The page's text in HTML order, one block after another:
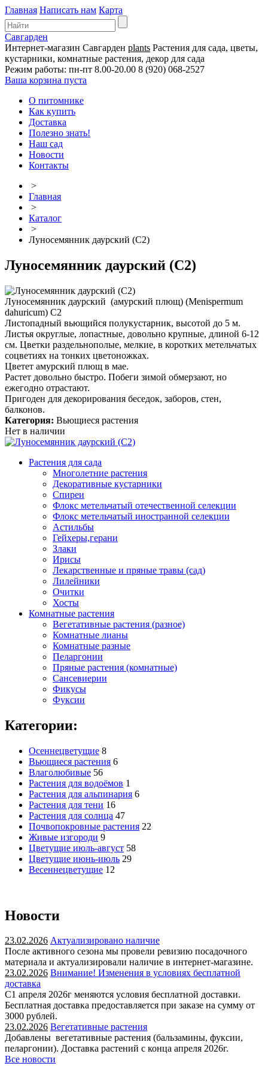
Главная Написать нам Карта
Савгарден
Интернет-магазин Савгарден plants Растения для сада, цветы,
кустарники, комнатные растения, декор для сада
Режим работы: пн-пт 8.00-20.00 8 (920) 068-2527
Ваша корзина пуста
О питомнике
Как купить
Доставка
Полезно знать!
Наш сад
Новости
Контакты
>
Главная
>
Каталог
>
Луносемянник даурский (С2)
Луносемянник даурский (С2)
Луносемянник даурский (амурский плющ) (Menispermum
dahuricum) С2
Листопадный вьющийся полукустарник, высотой до 5 м.
Листья округлые, лопастные, довольно крупные, длиной 6-12
см. Цветки раздельнополые, мелкие, в коротких метельчатых
соцветиях на тонких цветоножках.
Цветет амурский плющ в мае.
Растет довольно быстро. Побеги зимой обмерзают, но
ежегодно отрастают.
Пригоден для декорирования беседок, заборов, стен,
балконов.
Категория: Вьющиеся растения
Нет в наличии
Растения для сада
Многолетние растения
Декоративные кустарники
Спиреи
Флокс метельчатый отечественной селекции
Флокс метельчатый иностранной селекции
Астильбы
Гейхеры,герани
Злаки
Ирисы
Лекарственные и пряные травы (сад)
Лилейники
Очитки
Хосты
Комнатные растения
Вегетативные растения (разное)
Комнатные лианы
Комнатные разные
Пеларгонии
Пряные растения (комнатные)
Сансевиерии
Фикусы
Фуксии
Категории:
Осеннецветущие 8
Вьющиеся растения 6
Влаголюбивые 56
Растения для водоёмов 1
Растения для альпинария 6
Растения для тени 16
Растения для солнца 47
Почвопокровные растения 22
Живые изгороди 9
Цветущие июль-август 58
Цветущие июнь-июль 29
Весеннецветущие 12
Новости
23.02.2026 Актуализировано наличие
После активного сезона мы провели ревизию посадочного
материала и актуализировали наличие в интернет-магазине.
23.02.2026 Внимание! Изменения в условиях бесплатной
доставка
С1 апреля 2026г меняются условия бесплатной доставки.
Бесплатная доставка предоставляется при заказе на сумму от
3000 рублей.
23.02.2026 Вегетативные растения
Добавлены вегетативные растения (бальзамины, фуксии,
пеларгонии). Доставка растений с конца апреля 2026г.
Все новости